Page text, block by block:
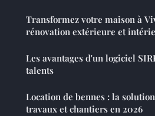
Transformez votre maison à
rénovation extérieure et
Les avantages d'un logiciel
talents
Location de bennes : la
travaux et chantiers en 2026